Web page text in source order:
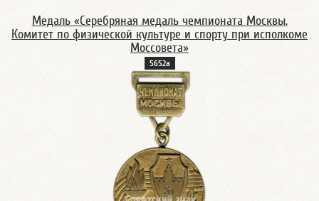
Медаль «Серебряная медаль чемпионата Москвы.
Комитет по физической культуре и спорту при исполкоме
Моссовета»
5652а